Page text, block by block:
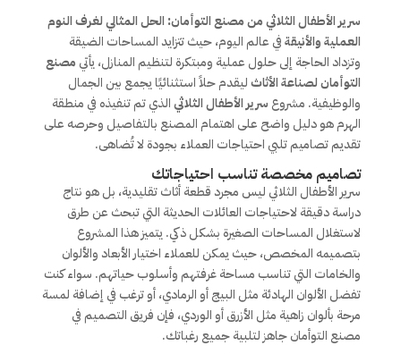
سرير الأطفال الثلاثي من مصنع التوأمان: الحل المثالي لغرف النوم
العملية والأنيقةفي عالم اليوم، حيث تتزايد المساحات الضيقة
وتزداد الحاجة إلى حلول عملية ومبتكرة لتنظيم المنازل، يأتي مصنع
التوأمان لصناعة الأثاثليقدم حلاً استثنائيًا يجمع بين الجمال
والوظيفية. مشروع سرير الأطفال الثلاثيالذي تم تنفيذه في منطقة
الهرم هو دليل واضح على اهتمام المصنع بالتفاصيل وحرصه على
تقديم تصاميم تلبي احتياجات العملاء بجودة لا تُضاهى.
تصاميم مخصصة تناسب احتياجاتك
سرير الأطفال الثلاثي ليس مجرد قطعة أثاث تقليدية، بل هو نتاج
دراسة دقيقة لاحتياجات العائلات الحديثة التي تبحث عن طرق
لاستغلال المساحات الصغيرة بشكل ذكي. يتميز هذا المشروع
بتصميمه المخصص، حيث يمكن للعملاء اختيار الأبعاد والألوان
والخامات التي تناسب مساحة غرفتهم وأسلوب حياتهم. سواء كنت
تفضل الألوان الهادئة مثل البيج أو الرمادي، أو ترغب في إضافة لمسة
مرحة بألوان زاهية مثل الأزرق أو الوردي، فإن فريق التصميم في
مصنع التوأمان جاهز لتلبية جميع رغباتك.